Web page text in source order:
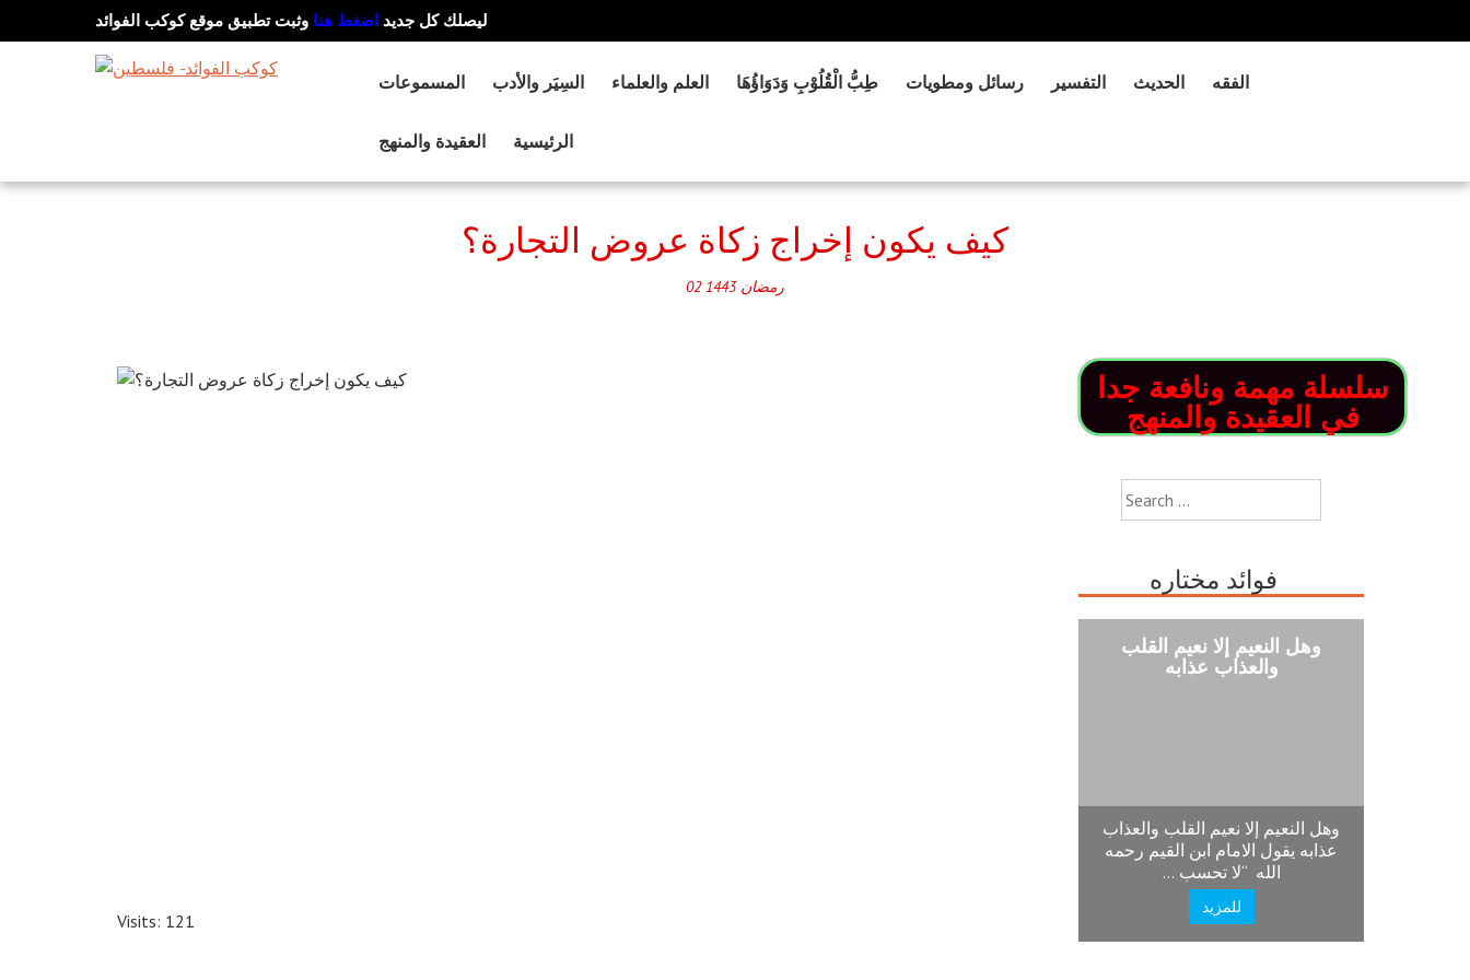
ليصلك كل جديد اضغط هنا وثبت تطبيق موقع كوكب الفوائد
المسموعات السِيَر والأدب العلم والعلماء طِبُّ الْقُلُوْبِ وَدَوَاؤُهَا رسائل ومطويات التفسير الحديث الفقه
العقيدة والمنهج الرئيسية
02 رمضان 1443
Visits: 121
سلسلة مهمة ونافعة جدا
في العقيدة والمنهج
Search
for:
فوائد مختاره
وهل النعيم إلا نعيم القلب
والعذاب عذابه
وهل النعيم إلا نعيم القلب والعذاب
عذابه يقول الامام ابن القيم رحمه
الله “لا تحسب …
للمزيد